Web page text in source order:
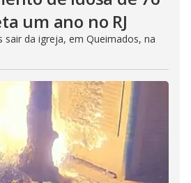
um ano no RJ
sair da igreja, em Queimados, na